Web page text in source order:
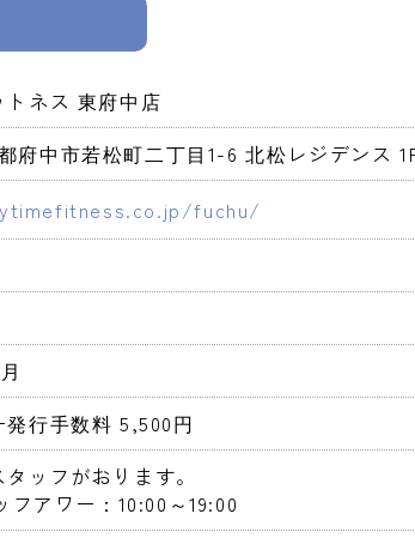
ネス 東府中店
府中市若松町二丁目1-6 北松レジデンス
fuchu/
行手数料 5,500円
ッフがおります。
アワー：10:00～19:00